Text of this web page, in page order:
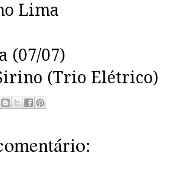
Lima
(07/07)
(Trio Elétrico)